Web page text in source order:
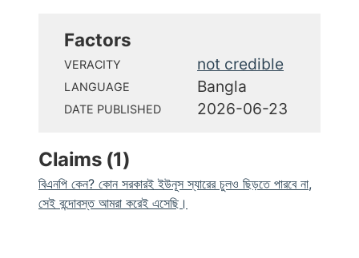
Factors
VERACITY not credible
LANGUAGE Bangla
DATE PUBLISHED 2026-06-23
Claims (1)
বিএনপি কেন? কোন সরকারই ইউনূস স্যারের চুলও ছিড়তে পারবে না,
সেই বন্দোবস্ত আমরা করেই এসেছি।